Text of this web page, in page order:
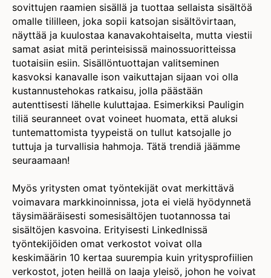
sovittujen raamien sisällä ja tuottaa sellaista sisältöä
omalle tililleen, joka sopii katsojan sisältövirtaan,
näyttää ja kuulostaa kanavakohtaiselta, mutta viestii
samat asiat mitä perinteisissä mainossuoritteissa
tuotaisiin esiin. Sisällöntuottajan valitseminen
kasvoksi kanavalle ison vaikuttajan sijaan voi olla
kustannustehokas ratkaisu, jolla päästään
autenttisesti lähelle kuluttajaa. Esimerkiksi Pauligin
tiliä seuranneet ovat voineet huomata, että aluksi
tuntemattomista tyypeistä on tullut katsojalle jo
tuttuja ja turvallisia hahmoja. Tätä trendiä jäämme
seuraamaan!
Myös yritysten omat työntekijät ovat merkittävä
voimavara markkinoinnissa, jota ei vielä hyödynnetä
täysimääräisesti somesisältöjen tuotannossa tai
sisältöjen kasvoina. Erityisesti LinkedInissä
työntekijöiden omat verkostot voivat olla
keskimäärin 10 kertaa suurempia kuin yritysprofiilien
verkostot, joten heillä on laaja yleisö, johon he voivat